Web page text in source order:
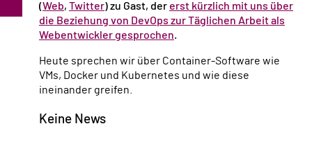
(Web, Twitter) zu Gast, der erst kürzlich mit uns über
die Beziehung von DevOps zur Täglichen Arbeit als
Webentwickler gesprochen.
Heute sprechen wir über Container-Software wie
VMs, Docker und Kubernetes und wie diese
ineinander greifen.
Keine News